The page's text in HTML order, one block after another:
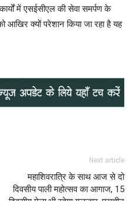
में एसईसीएल की सेवा समर्पण के
आखिर क्यों परेशान किया जा रहा है यह
Next article
महाशिवरात्रि के साथ आज से दो
दिवसीय पाली महोत्सव का आगाज, 15